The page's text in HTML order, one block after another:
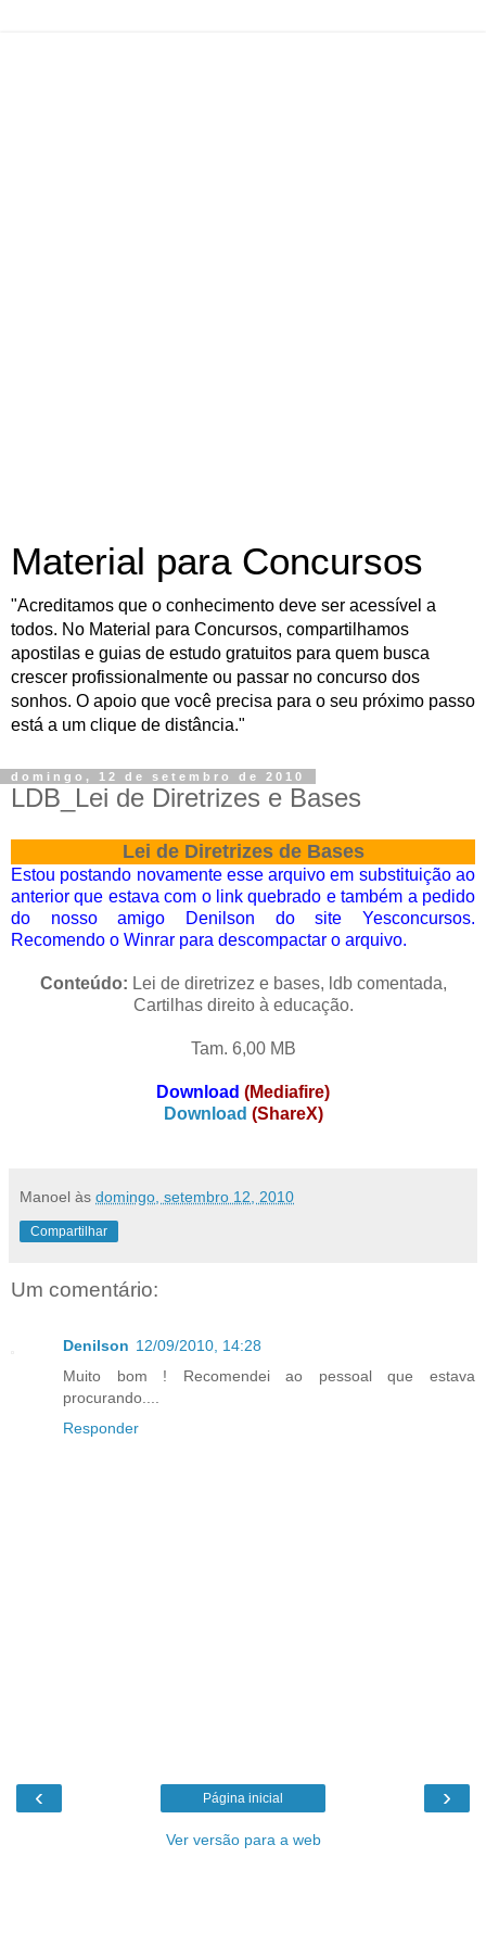
Material para Concursos
"Acreditamos que o conhecimento deve ser acessível a
todos. No Material para Concursos, compartilhamos
apostilas e guias de estudo gratuitos para quem busca
crescer profissionalmente ou passar no concurso dos
sonhos. O apoio que você precisa para o seu próximo passo
está a um clique de distância."
domingo, 12 de setembro de 2010
LDB_Lei de Diretrizes e Bases
Lei de Diretrizes de Bases
Estou postando novamente esse arquivo em substituição ao
anterior que estava com o link quebrado e também a pedido
do nosso amigo Denilson do site Yesconcursos.
Recomendo o Winrar para descompactar o arquivo.
Conteúdo: Lei de diretrizez e bases, ldb comentada,
Cartilhas direito à educação.
Tam. 6,00 MB
Download (Mediafire)
Download (ShareX)
Manoel às domingo, setembro 12, 2010
Compartilhar
Um comentário:
Denilson 12/09/2010, 14:28
Muito bom ! Recomendei ao pessoal que estava
procurando....
Responder
‹ ›
Página inicial
Ver versão para a web